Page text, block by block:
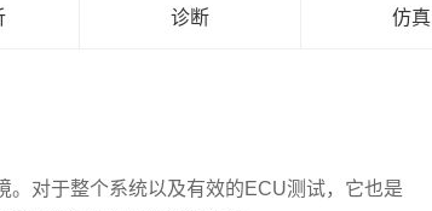
诊断 仿真
对于整个系统以及有效的ECU测试，它也是